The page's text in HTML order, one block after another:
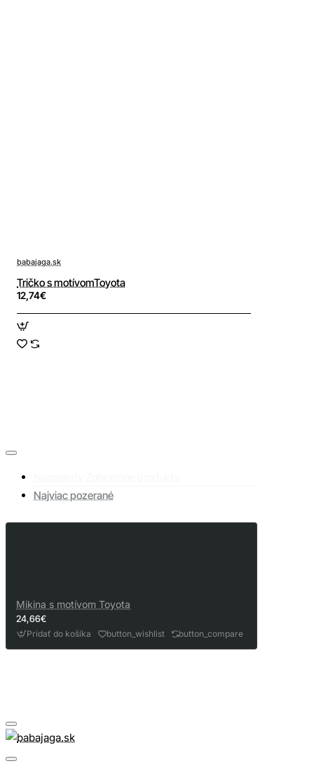
babajaga.sk
Tričko s motívomToyota
12,74€
Najviac pozerané
Mikina s motívom Toyota
24,66€
Pridať do košíka button_wishlist button_compare